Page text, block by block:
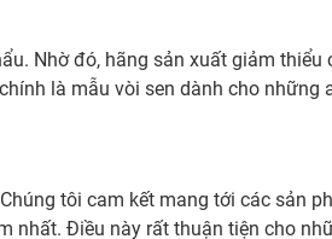
Nhờ đó, hãng sản xuất giảm thiểu
là mẫu vòi sen dành cho những
tôi cam kết mang tới các sản
nhất. Điều này rất thuận tiện cho